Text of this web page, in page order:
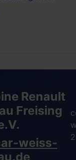
Renault
Freising
weiss-